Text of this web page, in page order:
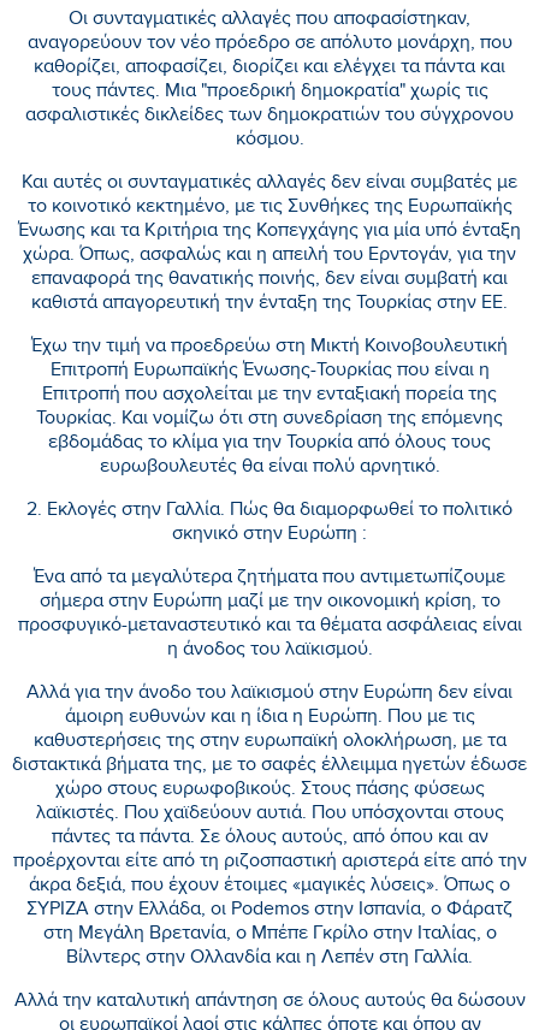
Οι συνταγματικές αλλαγές που αποφασίστηκαν,
αναγορεύουν τον νέο πρόεδρο σε απόλυτο μονάρχη, που
καθορίζει, αποφασίζει, διορίζει και ελέγχει τα πάντα και
τους πάντες. Μια "προεδρική δημοκρατία" χωρίς τις
ασφαλιστικές δικλείδες των δημοκρατιών του σύγχρονου
κόσμου.
Και αυτές οι συνταγματικές αλλαγές δεν είναι συμβατές με
το κοινοτικό κεκτημένο, με τις Συνθήκες της Ευρωπαϊκής
Ένωσης και τα Κριτήρια της Κοπεγχάγης για μία υπό ένταξη
χώρα. Όπως, ασφαλώς και η απειλή του Ερντογάν, για την
επαναφορά της θανατικής ποινής, δεν είναι συμβατή και
καθιστά απαγορευτική την ένταξη της Τουρκίας στην ΕΕ.
Έχω την τιμή να προεδρεύω στη Μικτή Κοινοβουλευτική
Επιτροπή Ευρωπαϊκής Ένωσης-Τουρκίας που είναι η
Επιτροπή που ασχολείται με την ενταξιακή πορεία της
Τουρκίας. Και νομίζω ότι στη συνεδρίαση της επόμενης
εβδομάδας το κλίμα για την Τουρκία από όλους τους
ευρωβουλευτές θα είναι πολύ αρνητικό.
2. Εκλογές στην Γαλλία. Πώς θα διαμορφωθεί το πολιτικό
σκηνικό στην Ευρώπη :
Ένα από τα μεγαλύτερα ζητήματα που αντιμετωπίζουμε
σήμερα στην Ευρώπη μαζί με την οικονομική κρίση, το
προσφυγικό-μεταναστευτικό και τα θέματα ασφάλειας είναι
η άνοδος του λαϊκισμού.
Αλλά για την άνοδο του λαϊκισμού στην Ευρώπη δεν είναι
άμοιρη ευθυνών και η ίδια η Ευρώπη. Που με τις
καθυστερήσεις της στην ευρωπαϊκή ολοκλήρωση, με τα
διστακτικά βήματα της, με το σαφές έλλειμμα ηγετών έδωσε
χώρο στους ευρωφοβικούς. Στους πάσης φύσεως
λαϊκιστές. Που χαϊδεύουν αυτιά. Που υπόσχονται στους
πάντες τα πάντα. Σε όλους αυτούς, από όπου και αν
προέρχονται είτε από τη ριζοσπαστική αριστερά είτε από την
άκρα δεξιά, που έχουν έτοιμες «μαγικές λύσεις». Όπως ο
ΣΥΡΙΖΑ στην Ελλάδα, οι Podemos στην Ισπανία, ο Φάρατζ
στη Μεγάλη Βρετανία, ο Μπέπε Γκρίλο στην Ιταλίας, ο
Βίλντερς στην Ολλανδία και η Λεπέν στη Γαλλία.
Αλλά την καταλυτική απάντηση σε όλους αυτούς θα δώσουν